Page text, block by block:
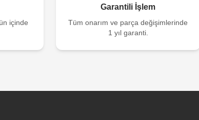
içinde
Garantili İşlem
Tüm onarım ve parça değişimlerinde
1 yıl garanti.